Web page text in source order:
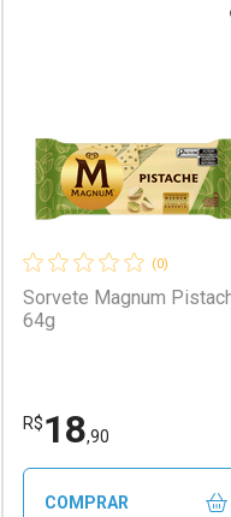
AOS
(0)
Sorvete Magnum
64g
R$18,90
COMPRAR